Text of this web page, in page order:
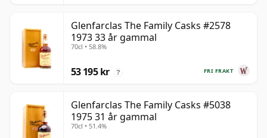
Glenfarclas The Family Casks #2578
1973 33 år gammal
70cl • 58.8%
FRI FRAKT
53 195 kr ?
Glenfarclas The Family Casks #5038
1975 31 år gammal
70cl • 51.4%